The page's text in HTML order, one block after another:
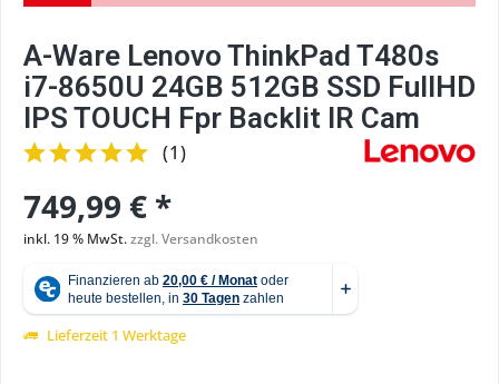
A-Ware Lenovo ThinkPad T480s
i7-8650U 24GB 512GB SSD FullHD
IPS TOUCH Fpr Backlit IR Cam
(1)
749,99 € *
inkl. 19 % MwSt.zzgl. Versandkosten
Lieferzeit 1 Werktage